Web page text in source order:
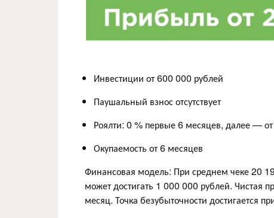
Инвестиции от 600 000 рублей
Паушальный взнос отсутствует
Роялти: 0 % первые 6 месяцев, далее —
Окупаемость от 6 месяцев
Финансовая модель: При среднем чеке 20
может достигать 1 000 000 рублей. Чистая
месяц. Точка безубыточности достигается